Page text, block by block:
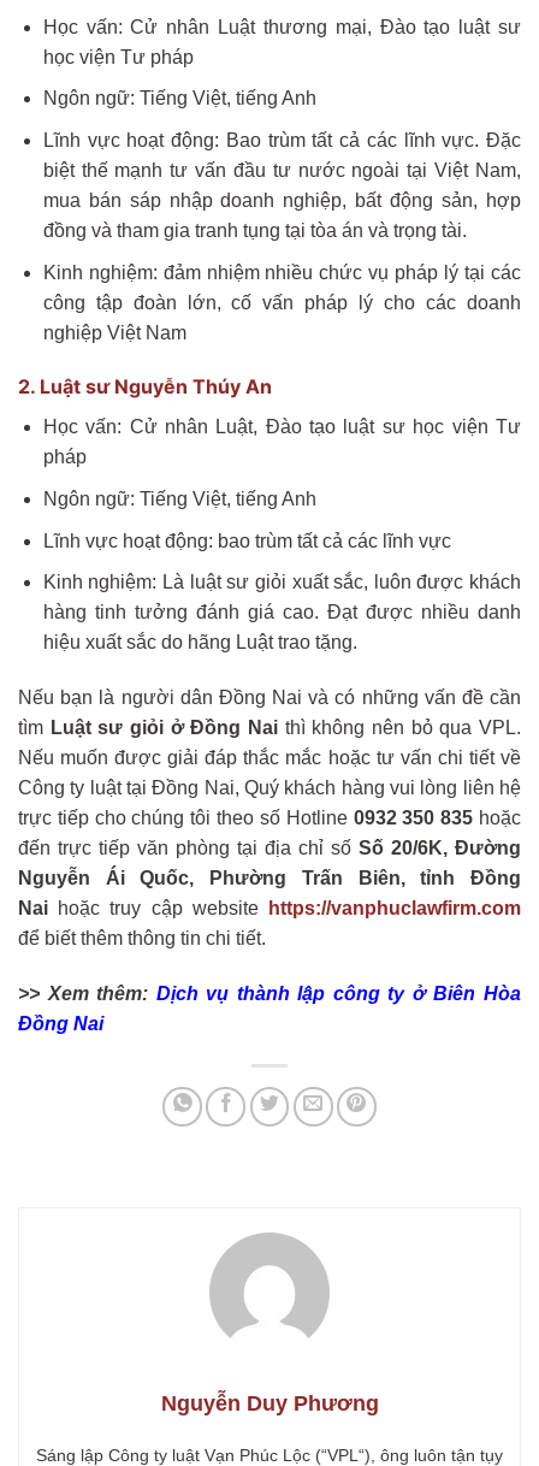
Học vấn: Cử nhân Luật thương mại, Đào tạo luật sư
học viện Tư pháp
Ngôn ngữ: Tiếng Việt, tiếng Anh
Lĩnh vực hoạt động: Bao trùm tất cả các lĩnh vực. Đặc
biệt thế mạnh tư vấn đầu tư nước ngoài tại Việt Nam,
mua bán sáp nhập doanh nghiệp, bất động sản, hợp
đồng và tham gia tranh tụng tại tòa án và trọng tài.
Kinh nghiệm: đảm nhiệm nhiều chức vụ pháp lý tại các
công tập đoàn lớn, cố vấn pháp lý cho các doanh
nghiệp Việt Nam
2. Luật sư Nguyễn Thúy An
Học vấn: Cử nhân Luật, Đào tạo luật sư học viện Tư
pháp
Ngôn ngữ: Tiếng Việt, tiếng Anh
Lĩnh vực hoạt động: bao trùm tất cả các lĩnh vực
Kinh nghiệm: Là luật sư giỏi xuất sắc, luôn được khách
hàng tinh tưởng đánh giá cao. Đạt được nhiều danh
hiệu xuất sắc do hãng Luật trao tặng.
Nếu bạn là người dân Đồng Nai và có những vấn đề cần
tìm Luật sư giỏi ở Đồng Nai thì không nên bỏ qua VPL.
Nếu muốn được giải đáp thắc mắc hoặc tư vấn chi tiết về
Công ty luật tại Đồng Nai, Quý khách hàng vui lòng liên hệ
trực tiếp cho chúng tôi theo số Hotline 0932 350 835 hoặc
đến trực tiếp văn phòng tại địa chỉ số Số 20/6K, Đường
Nguyễn Ái Quốc, Phường Trấn Biên, tỉnh Đồng
Nai hoặc truy cập website
https://vanphuclawfirm.com
để biết thêm thông tin chi tiết.
>> Xem thêm: Dịch vụ thành lập công ty ở Biên Hòa
Đồng Nai
Nguyễn Duy Phương
Sáng lập Công ty luật Vạn Phúc Lộc (“VPL“), ông luôn tận tụy